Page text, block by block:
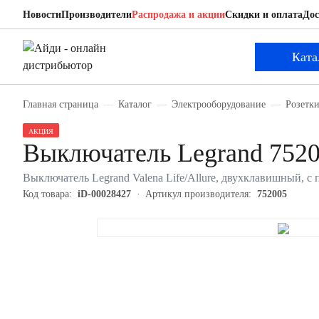
НовостиПроизводителиРаспродажа и акцииСкидки и оплата
Главная страница Каталог Электрооборудование
АКЦИЯ
Выключатель Legrand
Выключатель Legrand Valena Life/Allure, двухклавишный,
Код товара: iD-00028427 Артикул производителя: 752005
Legrand 752005
Выключатель